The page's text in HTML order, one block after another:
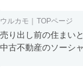
ウルカモ｜TOPページ
売り出し前の住まい
中古不動産のソーシ